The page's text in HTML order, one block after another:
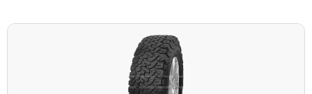
Visi tipai (2)